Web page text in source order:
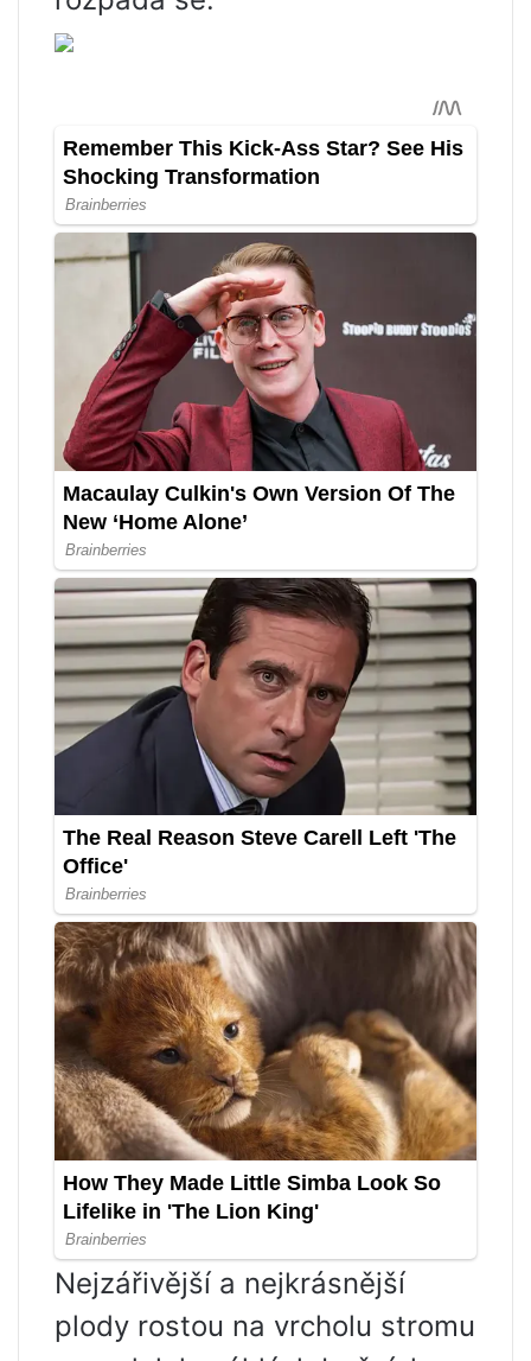
Nejzářivější a nejkrásnější
plody rostou na vrcholu stromu